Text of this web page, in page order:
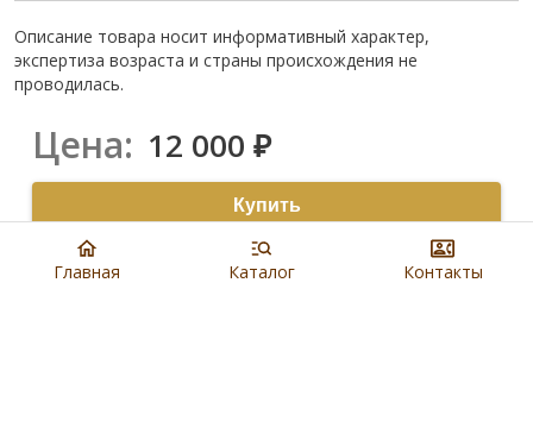
Описание товара носит информативный характер,
экспертиза возраста и страны происхождения не
проводилась.
Цена: 12 000 ₽
Купить
8 901 279 19 19
Главная Каталог Контакты